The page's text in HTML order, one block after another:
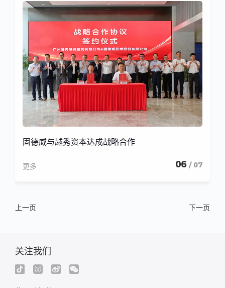
固德威与越秀资本达成战略合作
更多 06 / 07
上一页 下一页
关注我们